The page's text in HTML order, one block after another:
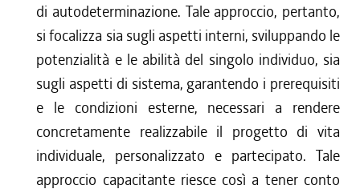
di autodeterminazione. Tale approccio, pertanto,
si focalizza sia sugli aspetti interni, sviluppando le
potenzialità e le abilità del singolo individuo, sia
sugli aspetti di sistema, garantendo i prerequisiti
e le condizioni esterne, necessari a rendere
concretamente realizzabile il progetto di vita
individuale, personalizzato e partecipato. Tale
approccio capacitante riesce così a tener conto